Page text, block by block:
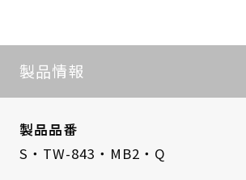
製品情報
製品品番
S・TW-843・MB2・Q